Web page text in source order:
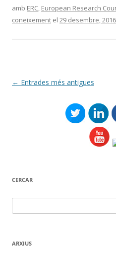
amb ERC, European Research
coneixement el 29 desembre, 2016
Navegació
← Entrades més antigues
CERCAR
ARXIUS